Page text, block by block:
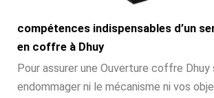
compétences indispensables d’un
en coffre à Dhuy
Pour assurer une Ouverture coffre Dhuy
endommager ni le mécanisme ni vos